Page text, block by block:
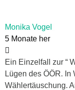
Monika Vogel
5 Monate her
Ein Einzelfall zur “
Lügen des ÖÖR.
Wählertäuschung.